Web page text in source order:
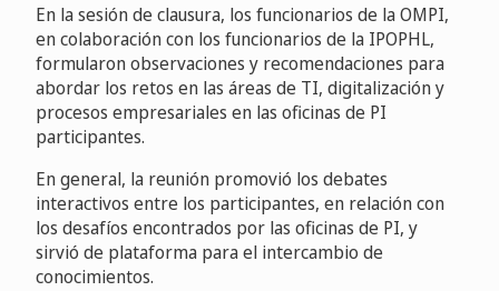
En la sesión de clausura, los funcionarios de la OMPI,
en colaboración con los funcionarios de la IPOPHL,
formularon observaciones y recomendaciones para
abordar los retos en las áreas de TI, digitalización y
procesos empresariales en las oficinas de PI
participantes.
En general, la reunión promovió los debates
interactivos entre los participantes, en relación con
los desafíos encontrados por las oficinas de PI, y
sirvió de plataforma para el intercambio de
conocimientos.